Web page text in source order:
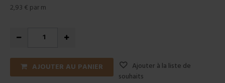
2,93 € par m
AJOUTER AU PANIER
Ajouter à la liste de
souhaits